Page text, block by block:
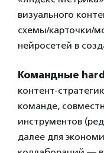
визуального
схемы/карточки/
нейросетей в
Командные
контент-
команде,
инструментов
далее для